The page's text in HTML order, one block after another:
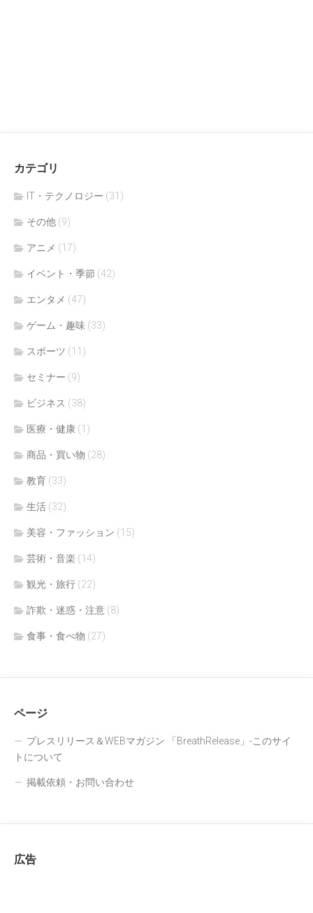
カテゴリ
IT・テクノロジー (31)
その他 (9)
アニメ (17)
イベント・季節 (42)
エンタメ (47)
ゲーム・趣味 (33)
スポーツ (11)
セミナー (9)
ビジネス (38)
医療・健康 (1)
商品・買い物 (28)
教育 (33)
生活 (32)
美容・ファッション (15)
芸術・音楽 (14)
観光・旅行 (22)
詐欺・迷惑・注意 (8)
食事・食べ物 (27)
ページ
プレスリリース＆WEBマガジン 「BreathRelease」-このサイ
トについて
掲載依頼・お問い合わせ
広告